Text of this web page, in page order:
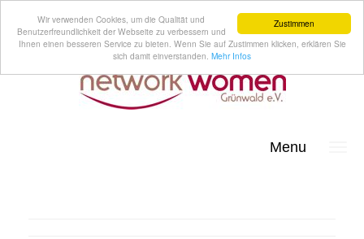
Zustimmen
Wir verwenden Cookies, um die Qualität und
Benutzerfreundlichkeit der Webseite zu verbessern und
Ihnen einen besseren Service zu bieten. Wenn Sie auf Zustimmen klicken, erklären Sie
sich damit einverstanden. Mehr Infos
Menu